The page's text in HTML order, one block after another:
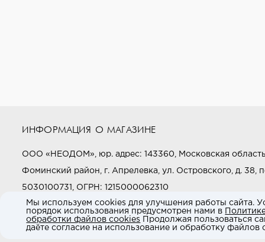
ИНФОРМАЦИЯ О МАГАЗИНЕ
ООО «НЕОДОМ», юр. адрес: 143360, Московская
Фоминский район, г. Апрелевка, ул. Островского, д. 38,
5030100731, ОГРН: 1215000062310
Звоните нам:+7 (800) 505-97-97
E-mail: market@neodom.ru
Мы используем cookies для улучшения работы сайта.
порядок использования предусмотрен нами в
обработки файлов cookies Продолжая пользоваться
даёте согласие на использование и обработку файлов